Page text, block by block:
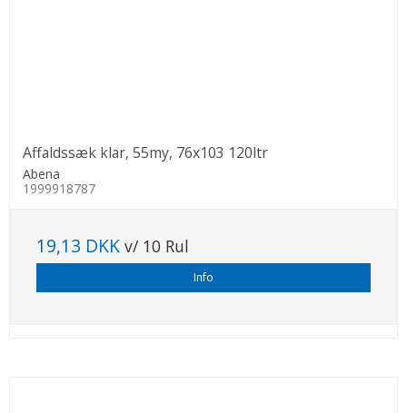
Affaldssæk klar, 55my, 76x103 120ltr
Abena
1999918787
19,13 DKK v/ 10 Rul
Info